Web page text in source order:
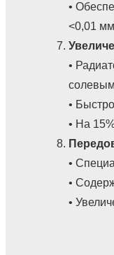
•
<0,01 мм
•
•
• На
•
•
•